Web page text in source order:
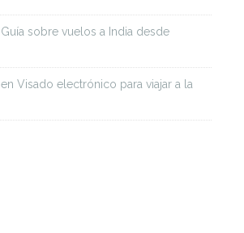
Guía sobre vuelos a India desde
en Visado electrónico para viajar a la